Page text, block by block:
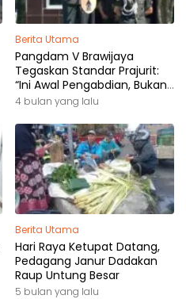
Berita Utama
Pangdam V Brawijaya
Tegaskan Standar Prajurit:
“Ini Awal Pengabdian, Bukan
Akhir Perjalanan”
4 bulan yang lalu
Berita Utama
Hari Raya Ketupat Datang,
Pedagang Janur Dadakan
Raup Untung Besar
5 bulan yang lalu